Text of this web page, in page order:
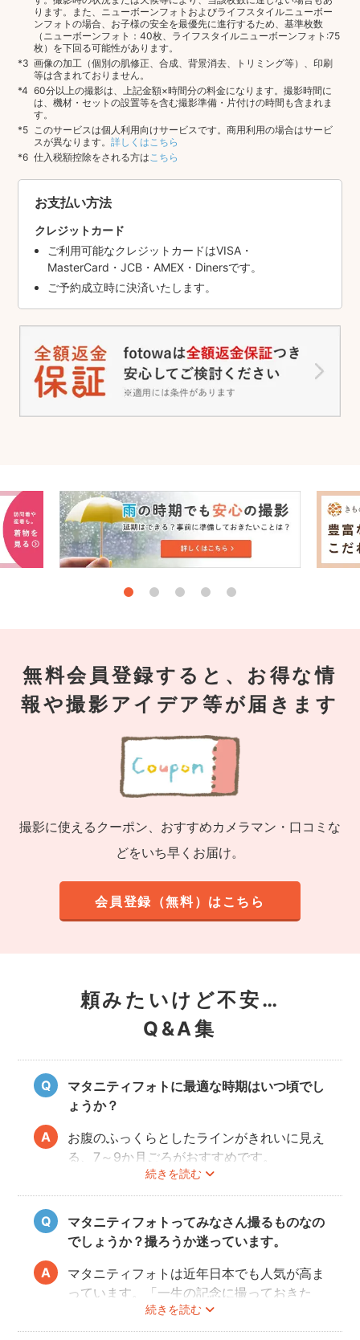
ります。また、ニューボーンフォトおよびライフスタイルニューボー
ンフォトの場合、お子様の安全を最優先に進行するため、基準枚数
（ニューボーンフォト：40枚、ライフスタイルニューボーンフォト:75
枚）を下回る可能性があります。
画像の加工（個別の肌修正、合成、背景消去、トリミング等）、印刷
等は含まれておりません。
60分以上の撮影は、上記金額×時間分の料金になります。撮影時間に
は、機材・セットの設置等を含む撮影準備・片付けの時間も含まれま
す。
このサービスは個人利用向けサービスです。商用利用の場合はサービ
スが異なります。詳しくはこちら
仕入税額控除をされる方はこちら
お支払い方法
クレジットカード
ご利用可能なクレジットカードはVISA・
MasterCard・JCB・AMEX・Dinersです。
ご予約成立時に決済いたします。
無料会員登録すると、お得な情
報や撮影アイデア等が届きます
撮影に使えるクーポン、おすすめカメラマン・口コミな
どをいち早くお届け。
会員登録（無料）はこちら
頼みたいけど不安…
Q&A集
マタニティフォトに最適な時期はいつ頃でし
ょうか？
続きを読む
お腹のふっくらとしたラインがきれいに見え
る、7～9か月ごろがおすすめです。
赤ちゃんが出産予定日よりも早く誕生するこ
ともありますので、臨月までの撮影をご検討
いただければと思います。
マタニティフォトってみなさん撮るものなの
でしょうか？撮ろうか迷っています。
続きを読む
マタニティフォトは近年日本でも人気が高ま
っています。「一生の記念に撮っておきた
い」と考える方が増えているようです。
また、マタニティフォトを撮るべきか迷って